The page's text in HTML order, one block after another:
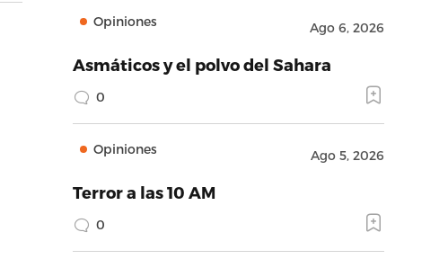
Opiniones Ago 6, 2026
Asmáticos y el polvo del Sahara
0
Opiniones Ago 5, 2026
Terror a las 10 AM
0